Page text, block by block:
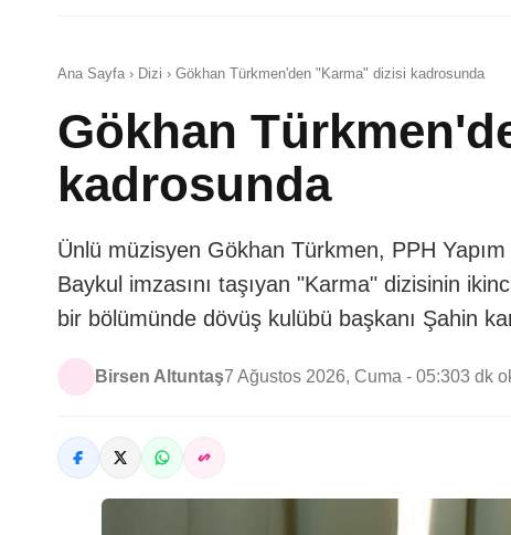
Ana Sayfa › Dizi › Gökhan Türkmen'den "Karma" dizisi kadrosunda
Gökhan
kadrosunda
Ünlü müzisyen Gökhan Türkmen, PPH
Baykul imzasını taşıyan "Karma" dizisinin
bir bölümünde dövüş kulübü başkanı Şahin
Birsen Altuntaş7 Ağustos 2026, Cuma - 05:303 dk